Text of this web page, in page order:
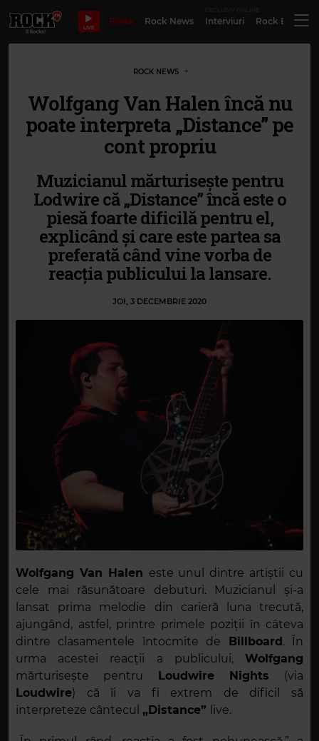
LIVE
Bilete Rock News Interviuri Rock
ROCK NEWS
Wolfgang Van Halen încă nu
poate interpreta „Distance” pe
cont propriu
Muzicianul mărturisește pentru
Lodwire că „Distance” încă este o
piesă foarte dificilă pentru el,
explicând și care este partea sa
preferată când vine vorba de
reacția publicului la lansare.
JOI, 3 DECEMBRIE 2020
Wolfgang Van Halen este unul dintre artiștii cu
cele mai răsunătoare debuturi. Muzicianul și-a
lansat prima melodie din carieră luna trecută,
ajungând, astfel, printre primele poziții în câteva
dintre clasamentele întocmite de
Billboard . În
urma acestei reacții a publicului, Wolfgang
mărturisește pentru
Loudwire Nights
(via
Loudwire) că îi va fi extrem de dificil să
interpreteze cântecul „Distance” live.